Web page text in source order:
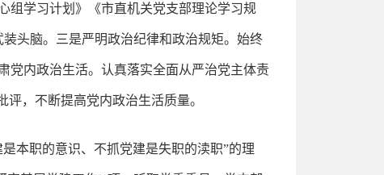
组学习计划》《市直机关党支部理论学习规
头脑。三是严明政治纪律和政治规矩。始终
党内政治生活。认真落实全面从严治党主体责
，不断提高党内政治生活质量。
本职的意识、不抓党建是失职的渎职”的理